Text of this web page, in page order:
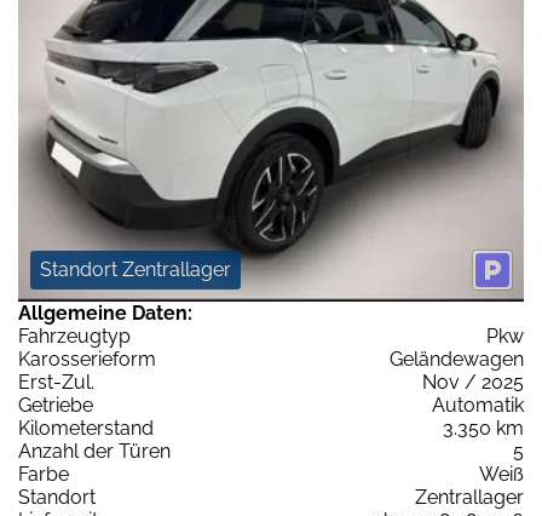
Standort Zentrallager
Allgemeine Daten:
Fahrzeugtyp
Pkw
Karosserieform
Geländewagen
Erst-Zul.
Nov / 2025
Getriebe
Automatik
Kilometerstand
3.350 km
Anzahl der Türen
5
Farbe
Weiß
Standort
Zentrallager